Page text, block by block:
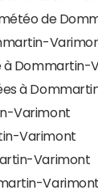
de
à Dommartin-
à
Varimont
Varimont
Varimont
Varimont